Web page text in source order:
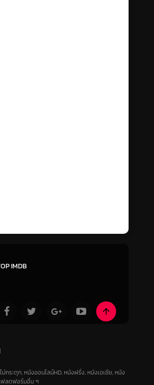
IMDB
ระตุก, หนังออนไลน์HD, หนังฝรั่ง, หนังเอเชีย, หนัง
ฟลตฟอร์มอื่น ๆ